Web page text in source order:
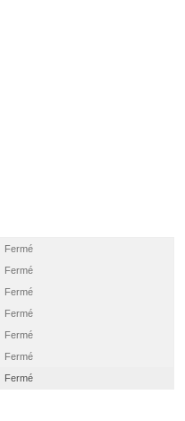
Fermé
Fermé
Fermé
Fermé
Fermé
Fermé
Fermé